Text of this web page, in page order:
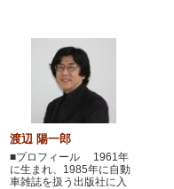
渡辺 陽一郎
■プロフィール 1961年
に生まれ、1985年に自動
車雑誌を扱う出版社に入